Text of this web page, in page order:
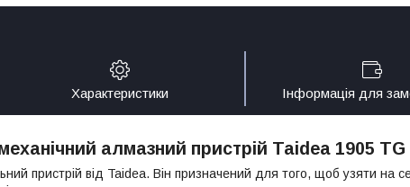
Характеристики Інформація для
алмазний пристрій Taidea 1905 TG
пристрій від Taidea. Він призначений для того, щоб узяти на